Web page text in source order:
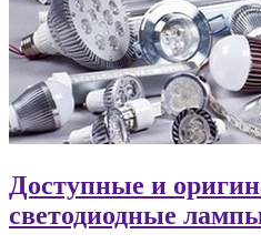
Доступные и
светодиодные